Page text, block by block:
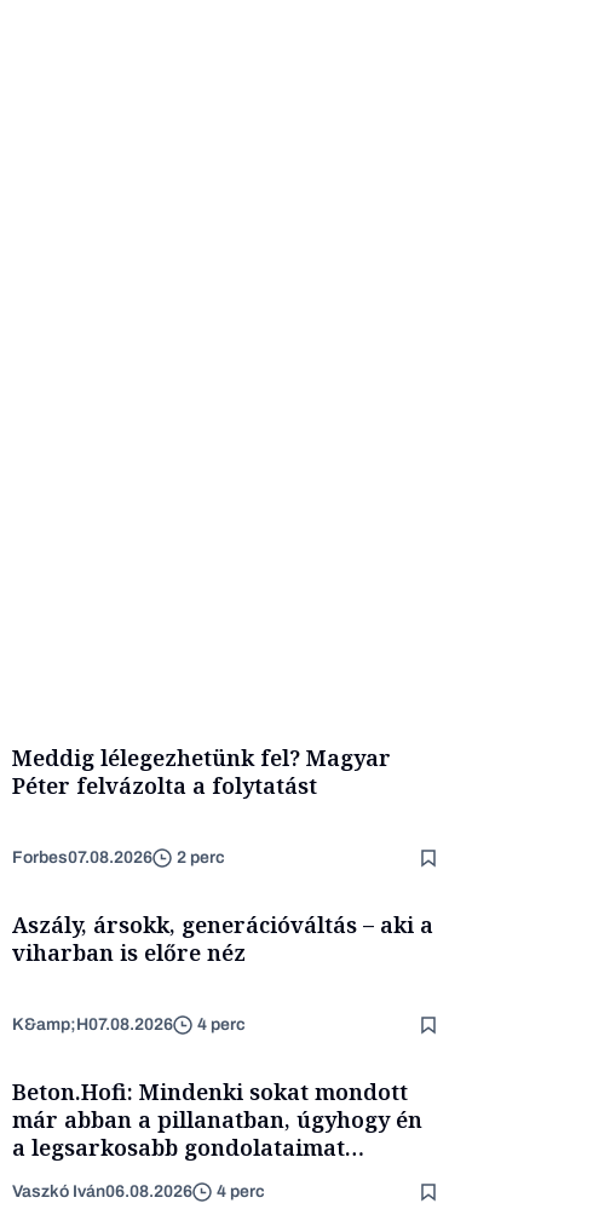
Meddig lélegezhetünk fel? Magyar
Péter felvázolta a folytatást
Forbes07.08.2026 2 perc
Aszály, ársokk, generációváltás – aki a
viharban is előre néz
K&amp;H07.08.2026 4 perc
Beton.Hofi: Mindenki sokat mondott
már abban a pillanatban, úgyhogy én
a legsarkosabb gondolataimat
Vaszkó Iván06.08.2026 4 perc